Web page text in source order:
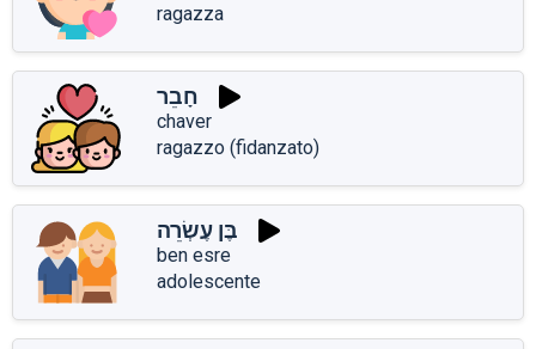
ragazza
חָבֵר
chaver
ragazzo (fidanzato)
בֶּן עֶשְׂרֵה
ben esre
adolescente